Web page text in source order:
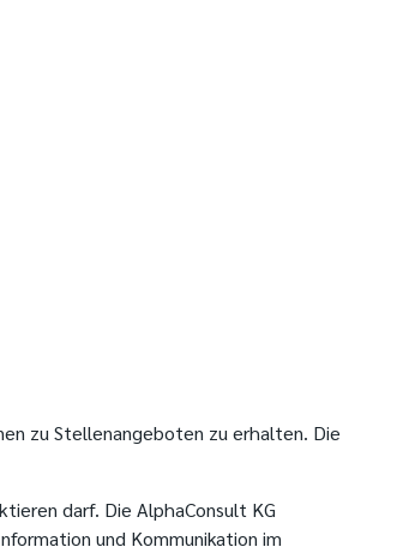
zu Stellenangeboten zu erhalten. Die
darf. Die AlphaConsult KG
und Kommunikation im